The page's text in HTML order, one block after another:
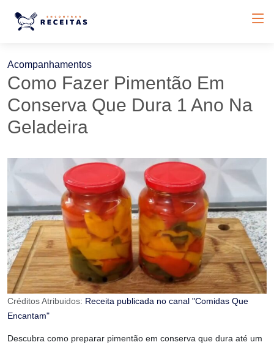
Acompanhamentos
Como Fazer Pimentão Em
Conserva Que Dura 1 Ano Na
Geladeira
Créditos Atribuidos: Receita publicada no canal "Comidas Que
Encantam"
Descubra como preparar pimentão em conserva que dura até um